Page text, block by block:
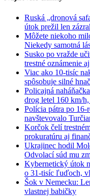
Ruská „dronová
útok prežil len
Môžete niekoho
Niekedy samotná
Susko po vražde
trestné oznámenie
Viac ako 10-tisíc
spôsobuje silné
Policajná
drog letel 160 km/
Polícia pátra po 16-
navštevovalo
Korčok čelí
prokuratúru aj
Ukrajinec hodil
Odvolací súd mu
Kybernetický útok
o 31-tisíc ľuďoch,
Šok v Nemecku:
vlastnej babičky